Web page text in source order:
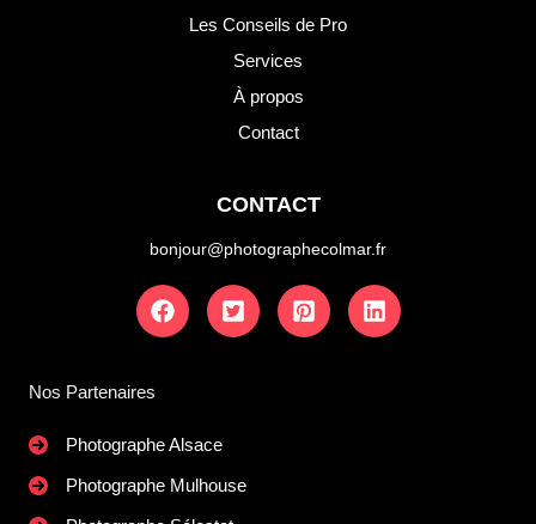
Les Conseils de Pro
Services
À propos
Contact
CONTACT
bonjour@photographecolmar.fr
Nos Partenaires
Photographe Alsace
Photographe Mulhouse